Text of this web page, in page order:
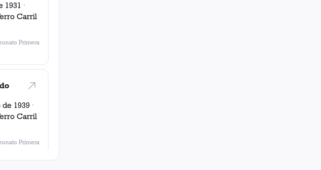
1931 ·
Carril
Primera
1939 ·
Carril
Primera